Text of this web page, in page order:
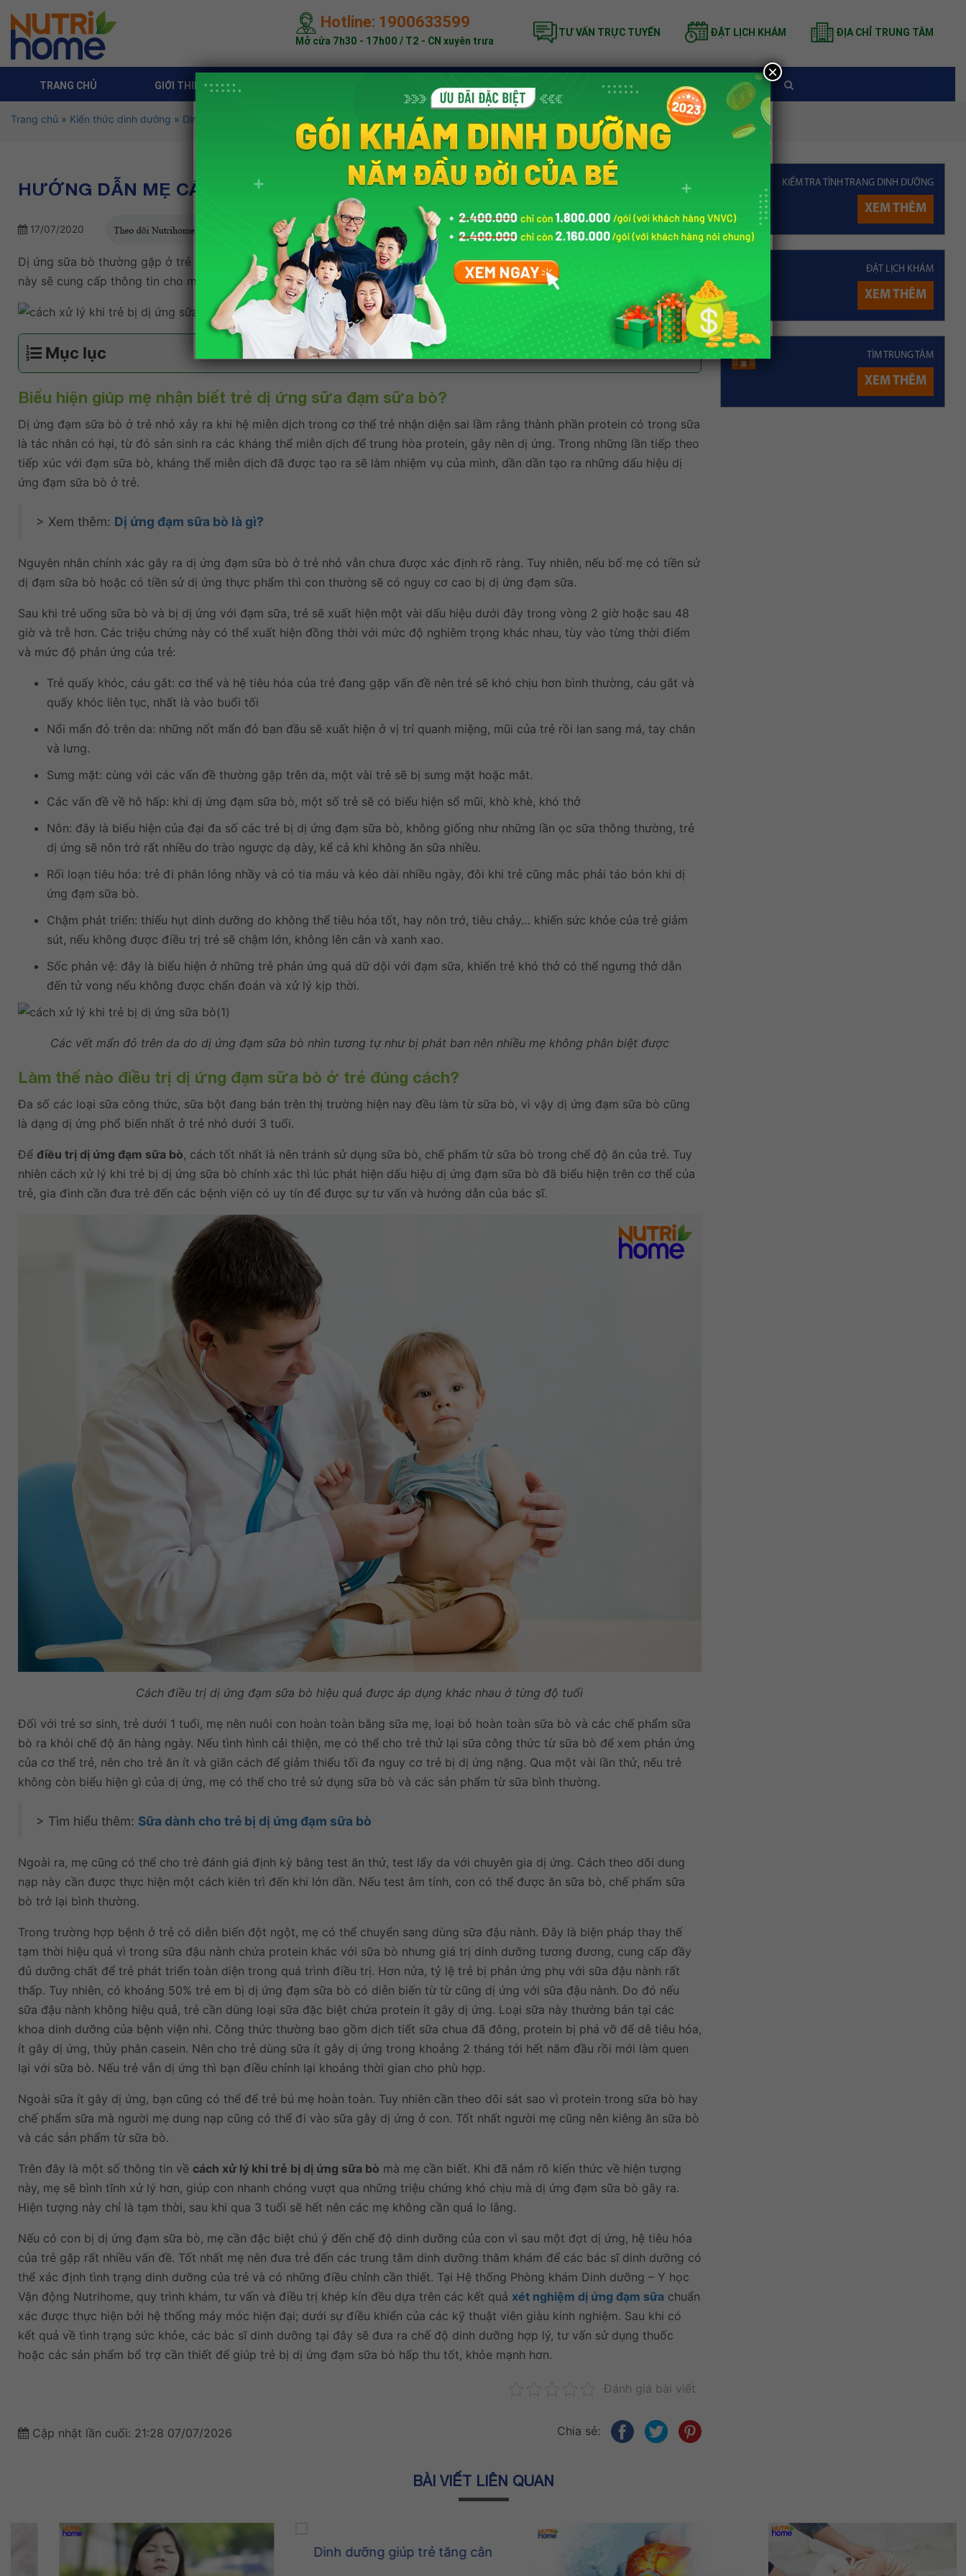
Hotline: 1900633599
Mở cửa 7h30 - 17h00 / T2 - CN xuyên trưa
TƯ VẤN TRỰC TUYẾN ĐẶT LỊCH KHÁM ĐỊA CHỈ TRUNG TÂM
TRANG CHỦ GIỚI THIỆU KHÁM DINH DƯỠNG BẢNG GIÁ TIN TỨC
Trang chủ » Kiến thức dinh dưỡng » Dinh dưỡng theo độ tuổi » Dinh dưỡng trẻ em » Hướng dẫn mẹ cách xử lý khi trẻ bị dị ứng đạm sữa bò
HƯỚNG DẪN MẸ CÁCH XỬ LÝ KHI TRẺ BỊ DỊ ỨNG ĐẠM SỮA BÒ
17/07/2020 Tác giả: Trung tâm Dinh dưỡng Nutrihome
Dị ứng sữa bò thường gặp ở trẻ nhỏ có phản ứng quá nhạy cảm với những thực phẩm có thành phần đạm sữa bò. Bài viết
này sẽ cung cấp thông tin cho mẹ về
cách xử lý khi trẻ bị dị ứng đạm sữa bò . Cùng tìm hiểu nhé!
Mục lục
Biểu hiện giúp mẹ nhận biết trẻ dị ứng sữa đạm sữa bò?
Dị ứng đạm sữa bò ở trẻ nhỏ xảy ra khi hệ miễn dịch trong cơ thể trẻ nhận diện sai lầm rằng thành phần protein có trong sữa
là tác nhân có hại, từ đó sản sinh ra các kháng thể miễn dịch để trung hòa protein, gây nên dị ứng. Trong những lần tiếp theo
tiếp xúc với đạm sữa bò, kháng thể miễn dịch đã được tạo ra sẽ làm nhiệm vụ của mình, dần dần tạo ra những dấu hiệu dị
ứng đạm sữa bò ở trẻ.
> Xem thêm: Dị ứng đạm sữa bò là gì?
Nguyên nhân chính xác gây ra dị ứng đạm sữa bò ở trẻ nhỏ vẫn chưa được xác định rõ ràng. Tuy nhiên, nếu bố mẹ có tiền sử
dị đạm sữa bò hoặc có tiền sử dị ứng thực phẩm thì con thường sẽ có nguy cơ cao bị dị ứng đạm sữa.
Sau khi trẻ uống sữa bò và bị dị ứng với đạm sữa, trẻ sẽ xuất hiện một vài dấu hiệu dưới đây trong vòng 2 giờ hoặc sau 48
giờ và trễ hơn. Các triệu chứng này có thể xuất hiện đồng thời với mức độ nghiêm trọng khác nhau, tùy vào từng thời điểm
và mức độ phản ứng của trẻ:
Trẻ quấy khóc, cáu gắt: cơ thể và hệ tiêu hóa của trẻ đang gặp vấn đề nên trẻ sẽ khó chịu hơn bình thường, cáu gắt và
quấy khóc liên tục, nhất là vào buổi tối
Nổi mẩn đỏ trên da: những nốt mẩn đỏ ban đầu sẽ xuất hiện ở vị trí quanh miệng, mũi của trẻ rồi lan sang má, tay chân
và lưng.
Sưng mặt: cùng với các vấn đề thường gặp trên da, một vài trẻ sẽ bị sưng mặt hoặc mắt.
Các vấn đề về hô hấp: khi dị ứng đạm sữa bò, một số trẻ sẽ có biểu hiện sổ mũi, khò khè, khó thở
Nôn: đây là biểu hiện của đại đa số các trẻ bị dị ứng đạm sữa bò, không giống như những lần ọc sữa thông thường, trẻ
dị ứng sẽ nôn trớ rất nhiều do trào ngược dạ dày, kể cả khi không ăn sữa nhiều.
Rối loạn tiêu hóa: trẻ đi phân lỏng nhầy và có tia máu và kéo dài nhiều ngày, đôi khi trẻ cũng mắc phải táo bón khi dị
ứng đạm sữa bò.
Chậm phát triển: thiếu hụt dinh dưỡng do không thể tiêu hóa tốt, hay nôn trớ, tiêu chảy… khiến sức khỏe của trẻ giảm
sút, nếu không được điều trị trẻ sẽ chậm lớn, không lên cân và xanh xao.
Sốc phản vệ: đây là biểu hiện ở những trẻ phản ứng quá dữ dội với đạm sữa, khiến trẻ khó thở có thể ngưng thở dẫn
đến tử vong nếu không được chẩn đoán và xử lý kịp thời.
Các vết mẩn đỏ trên da do dị ứng đạm sữa bò nhìn tương tự như bị phát ban nên nhiều mẹ không phân biệt được
Làm thế nào điều trị dị ứng đạm sữa bò ở trẻ đúng cách?
Đa số các loại sữa công thức, sữa bột đang bán trên thị trường hiện nay đều làm từ sữa bò, vì vậy dị ứng đạm sữa bò cũng
là dạng dị ứng phổ biến nhất ở trẻ nhỏ dưới 3 tuổi.
Để điều trị dị ứng đạm sữa bò, cách tốt nhất là nên tránh sử dụng sữa bò, chế phẩm từ sữa bò trong chế độ ăn của trẻ. Tuy
nhiên cách xử lý khi trẻ bị dị ứng sữa bò chính xác thì lúc phát hiện dấu hiệu dị ứng đạm sữa bò đã biểu hiện trên cơ thể của
trẻ, gia đình cần đưa trẻ đến các bệnh viện có uy tín để được sự tư vấn và hướng dẫn của bác sĩ.
Cách điều trị dị ứng đạm sữa bò hiệu quả được áp dụng khác nhau ở từng độ tuổi
Đối với trẻ sơ sinh, trẻ dưới 1 tuổi, mẹ nên nuôi con hoàn toàn bằng sữa mẹ, loại bỏ hoàn toàn sữa bò và các chế phẩm sữa
bò ra khỏi chế độ ăn hàng ngày. Nếu tình hình cải thiện, mẹ có thể cho trẻ thử lại sữa công thức từ sữa bò để xem phản ứng
của cơ thể trẻ, nên cho trẻ ăn ít và giãn cách để giảm thiểu tối đa nguy cơ trẻ bị dị ứng nặng. Qua một vài lần thử, nếu trẻ
không còn biểu hiện gì của dị ứng, mẹ có thể cho trẻ sử dụng sữa bò và các sản phẩm từ sữa bình thường.
> Tìm hiểu thêm: Sữa dành cho trẻ bị dị ứng đạm sữa bò
Ngoài ra, mẹ cũng có thể cho trẻ đánh giá định kỳ bằng test ăn thử, test lẩy da với chuyên gia dị ứng. Cách theo dõi dung
nạp này cần được thực hiện một cách kiên trì đến khi lớn dần. Nếu test âm tính, con có thể được ăn sữa bò, chế phẩm sữa
bò trở lại bình thường.
Trong trường hợp bệnh ở trẻ có diễn biến đột ngột, mẹ có thể chuyển sang dùng sữa đậu nành. Đây là biện pháp thay thế
tạm thời hiệu quả vì trong sữa đậu nành chứa protein khác với sữa bò nhưng giá trị dinh dưỡng tương đương, cung cấp đầy
đủ dưỡng chất để trẻ phát triển toàn diện trong quá trình điều trị. Hơn nửa, tỷ lệ trẻ bị phản ứng phụ với sữa đậu nành rất
thấp. Tuy nhiên, có khoảng 50% trẻ em bị dị ứng đạm sữa bò có diễn biến từ từ cũng dị ứng với sữa đậu nành. Do đó nếu
sữa đậu nành không hiệu quả, trẻ cần dùng loại sữa đặc biệt chứa protein ít gây dị ứng. Loại sữa này thường bán tại các
khoa dinh dưỡng của bệnh viện nhi. Công thức thường bao gồm dịch tiết sữa chua đã đông, protein bị phá vỡ để dễ tiêu hóa,
ít gây dị ứng, thủy phân casein. Nên cho trẻ dùng sữa ít gây dị ứng trong khoảng 2 tháng tới hết năm đầu rồi mới làm quen
lại với sữa bò. Nếu trẻ vẫn dị ứng thì bạn điều chỉnh lại khoảng thời gian cho phù hợp.
Ngoài sữa ít gây dị ứng, bạn cũng có thể để trẻ bú mẹ hoàn toàn. Tuy nhiên cần theo dõi sát sao vì protein trong sữa bò hay
chế phẩm sữa mà người mẹ dung nạp cũng có thể đi vào sữa gây dị ứng ở con. Tốt nhất người mẹ cũng nên kiêng ăn sữa bò
và các sản phẩm từ sữa bò.
Trên đây là một số thông tin về cách xử lý khi trẻ bị dị ứng sữa bò mà mẹ cần biết. Khi đã nắm rõ kiến thức về hiện tượng
này, mẹ sẽ bình tĩnh xử lý hơn, giúp con nhanh chóng vượt qua những triệu chứng khó chịu mà dị ứng đạm sữa bò gây ra.
Hiện tượng này chỉ là tạm thời, sau khi qua 3 tuổi sẽ hết nên các mẹ không cần quá lo lắng.
Nếu có con bị dị ứng đạm sữa bò, mẹ cần đặc biệt chú ý đến chế độ dinh dưỡng của con vì sau một đợt dị ứng, hệ tiêu hóa
của trẻ gặp rất nhiều vấn đề. Tốt nhất mẹ nên đưa trẻ đến các trung tâm dinh dưỡng thăm khám để các bác sĩ dinh dưỡng có
thể xác định tình trạng dinh dưỡng của trẻ và có những điều chỉnh cần thiết. Tại Hệ thống Phòng khám Dinh dưỡng – Y học
Vận động Nutrihome, quy trình khám, tư vấn và điều trị khép kín đều dựa trên các kết quả xét nghiệm dị ứng đạm sữachuẩn
xác được thực hiện bởi hệ thống máy móc hiện đại; dưới sự điều khiển của các kỹ thuật viên giàu kinh nghiệm. Sau khi có
kết quả về tình trạng sức khỏe, các bác sĩ dinh dưỡng tại đây sẽ đưa ra chế độ dinh dưỡng hợp lý, tư vấn sử dụng thuốc
hoặc các sản phẩm bổ trợ cần thiết để giúp trẻ bị dị ứng đạm sữa bò hấp thu tốt, khỏe mạnh hơn.
Đánh giá bài viết
Cập nhật lần cuối: 21:28 07/07/2026 Chia sẻ:
BÀI VIẾT LIÊN QUAN
Dinh dưỡng giúp trẻ tăng cân
KIỂM TRA TÌNH TRẠNG DINH DƯỠNG
XEM THÊM
ĐẶT LỊCH KHÁM
XEM THÊM
TÌM TRUNG TÂM
XEM THÊM
×